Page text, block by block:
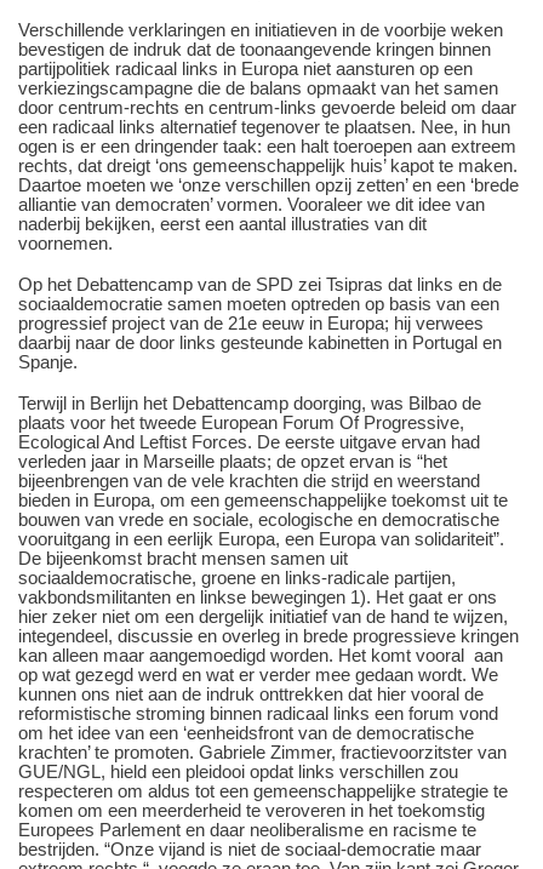
Verschillende verklaringen en initiatieven in de voorbije weken
bevestigen de indruk dat de toonaangevende kringen binnen
partijpolitiek radicaal links in Europa niet aansturen op een
verkiezingscampagne die de balans opmaakt van het samen
door centrum-rechts en centrum-links gevoerde beleid om daar
een radicaal links alternatief tegenover te plaatsen. Nee, in hun
ogen is er een dringender taak: een halt toeroepen aan extreem
rechts, dat dreigt ‘ons gemeenschappelijk huis’ kapot te maken.
Daartoe moeten we ‘onze verschillen opzij zetten’ en een ‘brede
alliantie van democraten’ vormen. Vooraleer we dit idee van
naderbij bekijken, eerst een aantal illustraties van dit
voornemen.
Op het Debattencamp van de SPD zei Tsipras dat links en de
sociaaldemocratie samen moeten optreden op basis van een
progressief project van de 21e eeuw in Europa; hij verwees
daarbij naar de door links gesteunde kabinetten in Portugal en
Spanje.
Terwijl in Berlijn het Debattencamp doorging, was Bilbao de
plaats voor het tweede European Forum Of Progressive,
Ecological And Leftist Forces. De eerste uitgave ervan had
verleden jaar in Marseille plaats; de opzet ervan is “het
bijeenbrengen van de vele krachten die strijd en weerstand
bieden in Europa, om een gemeenschappelijke toekomst uit te
bouwen van vrede en sociale, ecologische en democratische
vooruitgang in een eerlijk Europa, een Europa van solidariteit”.
De bijeenkomst bracht mensen samen uit
sociaaldemocratische, groene en links-radicale partijen,
vakbondsmilitanten en linkse bewegingen 1). Het gaat er ons
hier zeker niet om een dergelijk initiatief van de hand te wijzen,
integendeel, discussie en overleg in brede progressieve kringen
kan alleen maar aangemoedigd worden. Het komt vooral aan
op wat gezegd werd en wat er verder mee gedaan wordt. We
kunnen ons niet aan de indruk onttrekken dat hier vooral de
reformistische stroming binnen radicaal links een forum vond
om het idee van een ‘eenheidsfront van de democratische
krachten’ te promoten. Gabriele Zimmer, fractievoorzitster van
GUE/NGL, hield een pleidooi opdat links verschillen zou
respecteren om aldus tot een gemeenschappelijke strategie te
komen om een meerderheid te veroveren in het toekomstig
Europees Parlement en daar neoliberalisme en racisme te
bestrijden. “Onze vijand is niet de sociaal-democratie maar